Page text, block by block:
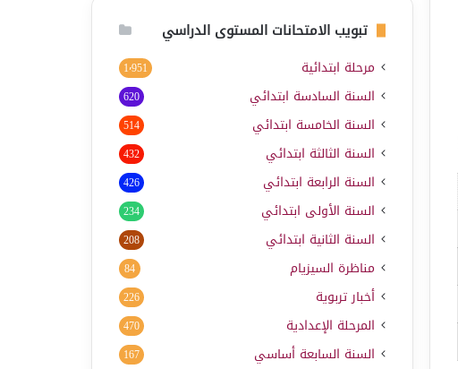
تبويب الامتحانات المستوى الدراسي
مرحلة ابتدائية 1٬951
السنة السادسة ابتدائي 620
السنة الخامسة ابتدائي 514
السنة الثالثة ابتدائي 432
السنة الرابعة ابتدائي 426
السنة الأولى ابتدائي 234
السنة الثانية ابتدائي 208
مناظرة السيزيام 84
أخبار تربوية 226
المرحلة الإعدادية 470
السنة السابعة أساسي 167